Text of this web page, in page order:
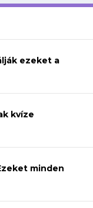
ezeket a
kvíze
minden